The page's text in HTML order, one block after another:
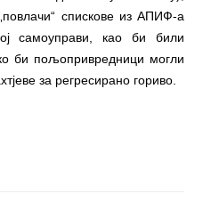
спискове из АПИФ-а
самоуправи, као би били
би пољопривредници могли
за регресирано гориво.